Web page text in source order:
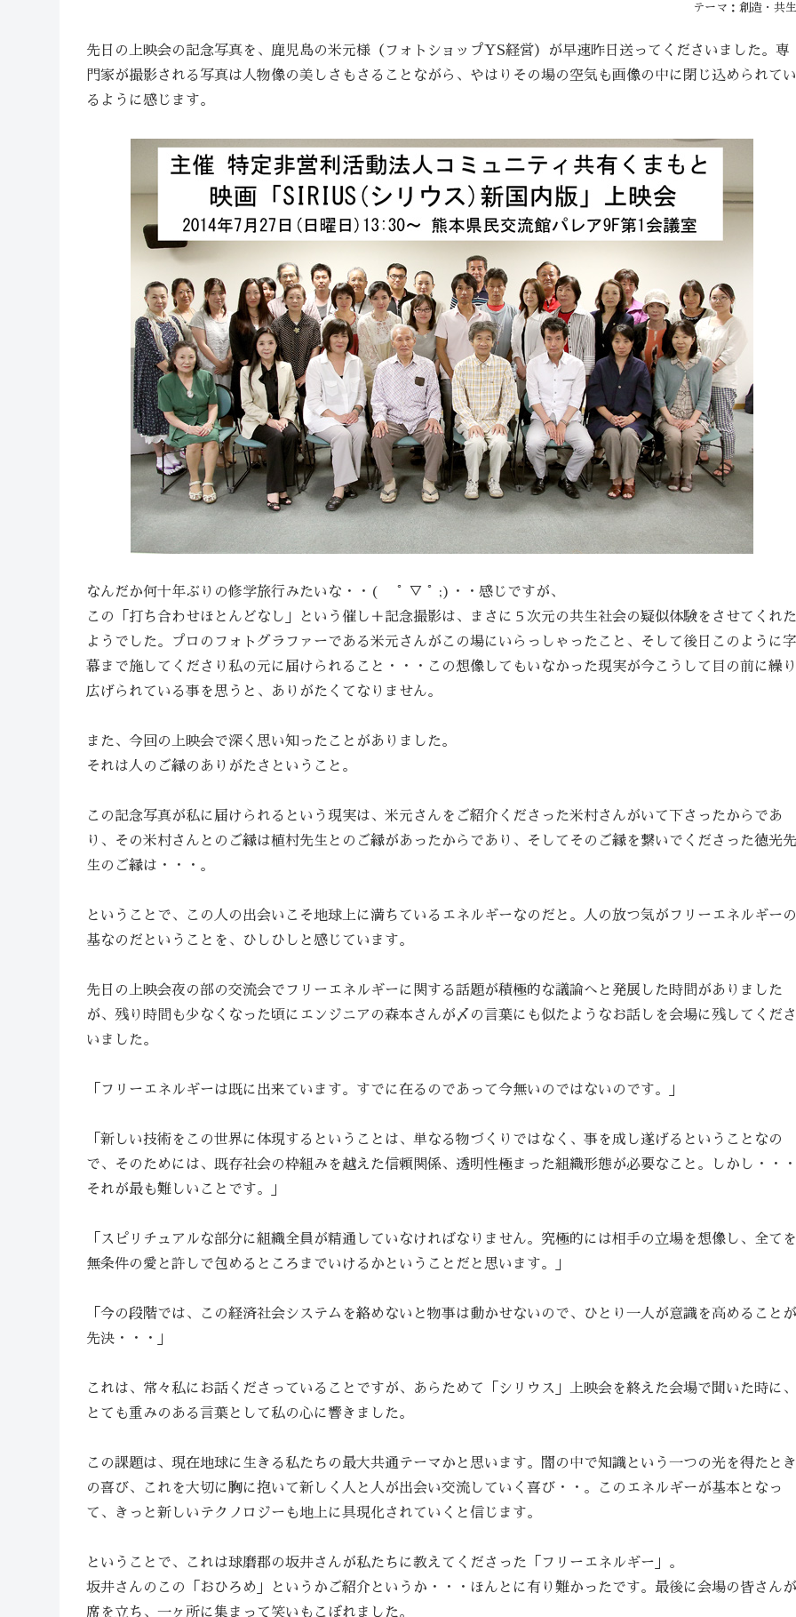
テーマ：創造・共生
先日の上映会の記念写真を、鹿児島の米元様（フォトショップYS経営）が早速昨日送ってくださいました。専
門家が撮影される写真は人物像の美しさもさることながら、やはりその場の空気も画像の中に閉じ込められてい
るように感じます。
なんだか何十年ぶりの修学旅行みたいな・・( ﾟ ▽ ﾟ ;)・・感じですが、
この「打ち合わせほとんどなし」という催し＋記念撮影は、まさに５次元の共生社会の疑似体験をさせてくれた
ようでした。プロのフォトグラファーである米元さんがこの場にいらっしゃったこと、そして後日このように字
幕まで施してくださり私の元に届けられること・・・この想像してもいなかった現実が今こうして目の前に繰り
広げられている事を思うと、ありがたくてなりません。
また、今回の上映会で深く思い知ったことがありました。
それは人のご縁のありがたさということ。
この記念写真が私に届けられるという現実は、米元さんをご紹介くださった米村さんがいて下さったからであ
り、その米村さんとのご縁は植村先生とのご縁があったからであり、そしてそのご縁を繋いでくださった徳光先
生のご縁は・・・。
ということで、この人の出会いこそ地球上に満ちているエネルギーなのだと。人の放つ気がフリーエネルギーの
基なのだということを、ひしひしと感じています。
先日の上映会夜の部の交流会でフリーエネルギーに関する話題が積極的な議論へと発展した時間がありました
が、残り時間も少なくなった頃にエンジニアの森本さんが〆の言葉にも似たようなお話しを会場に残してくださ
いました。
「フリーエネルギーは既に出来ています。すでに在るのであって今無いのではないのです。」
「新しい技術をこの世界に体現するということは、単なる物づくりではなく、事を成し遂げるということなの
で、そのためには、既存社会の枠組みを越えた信頼関係、透明性極まった組織形態が必要なこと。しかし・・・
それが最も難しいことです。」
「スピリチュアルな部分に組織全員が精通していなければなりません。究極的には相手の立場を想像し、全てを
無条件の愛と許しで包めるところまでいけるかということだと思います。」
「今の段階では、この経済社会システムを絡めないと物事は動かせないので、ひとり一人が意識を高めることが
先決・・・」
これは、常々私にお話くださっていることですが、あらためて「シリウス」上映会を終えた会場で聞いた時に、
とても重みのある言葉として私の心に響きました。
この課題は、現在地球に生きる私たちの最大共通テーマかと思います。闇の中で知識という一つの光を得たとき
の喜び、これを大切に胸に抱いて新しく人と人が出会い交流していく喜び・・。このエネルギーが基本となっ
て、きっと新しいテクノロジーも地上に具現化されていくと信じます。
ということで、これは球磨郡の坂井さんが私たちに教えてくださった「フリーエネルギー」。
坂井さんのこの「おひろめ」というかご紹介というか・・・ほんとに有り難かったです。最後に会場の皆さんが
席を立ち、一ヶ所に集まって笑いもこぼれました。